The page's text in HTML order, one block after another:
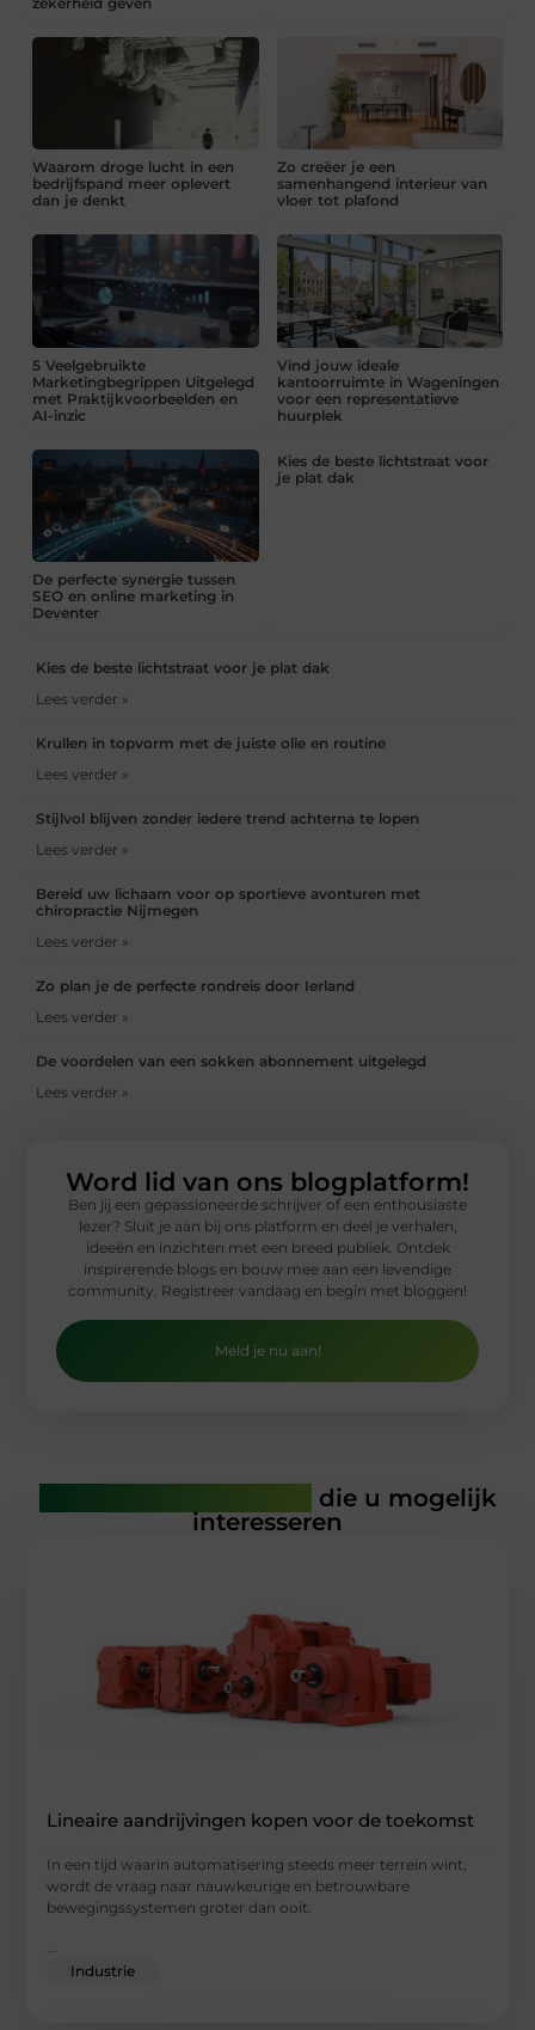
Waarom droge lucht in een
bedrijfspand meer oplevert
dan je denkt
Zo creëer je een
samenhangend interieur van
vloer tot plafond
5 Veelgebruikte
Marketingbegrippen Uitgelegd
met Praktijkvoorbeelden en
AI-inzic
Vind jouw ideale
kantoorruimte in Wageningen
voor een representatieve
huurplek
De perfecte synergie tussen
SEO en online marketing in
Deventer
Kies de beste lichtstraat voor
je plat dak
Kies de beste lichtstraat voor je plat dak
Lees verder »
Krullen in topvorm met de juiste olie en routine
Lees verder »
Stijlvol blijven zonder iedere trend achterna te lopen
Lees verder »
Bereid uw lichaam voor op sportieve avonturen met
chiropractie Nijmegen
Lees verder »
Zo plan je de perfecte rondreis door Ierland
Lees verder »
De voordelen van een sokken abonnement uitgelegd
Lees verder »
Word lid van ons blogplatform!
Ben jij een gepassioneerde schrijver of een enthousiaste
lezer? Sluit je aan bij ons platform en deel je verhalen,
ideeën en inzichten met een breed publiek. Ontdek
inspirerende blogs en bouw mee aan een levendige
community. Registreer vandaag en begin met bloggen!
Meld je nu aan!
die u mogelijk
interesseren
Lineaire aandrijvingen kopen voor de toekomst
In een tijd waarin automatisering steeds meer terrein wint,
wordt de vraag naar nauwkeurige en betrouwbare
bewegingssystemen groter dan ooit.
Industrie